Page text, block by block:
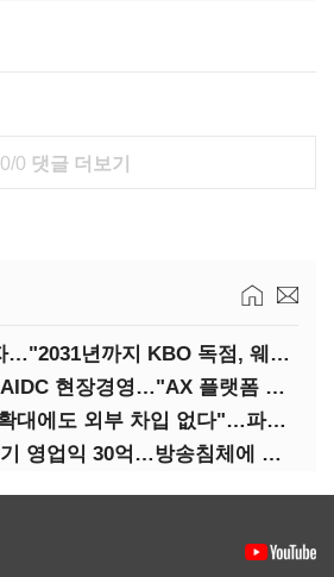
0/0 댓글 더보기
티빙 첫 분기 흑자…"2031년까지 KBO 독점, 웨이브 합병도 속도"
박윤영 KT 대표, AIDC 현장경영…"AX 플랫폼 핵심 인프라로 키운다"
LGU+, "AI 투자 확대에도 외부 차입 없다"…파주 AIDC 수익성 자신
LG헬로비전, 2분기 영업익 30억…방송침체에 교육용 단말 시장도 축소